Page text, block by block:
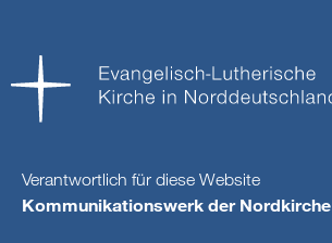
Verantwortlich für diese Website
Kommunikationswerk der Nordkirche